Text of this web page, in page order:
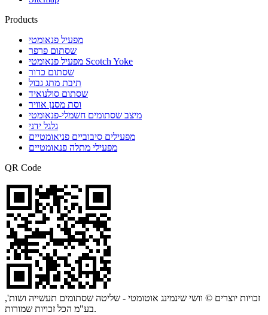
Products
מפעיל פנאומטי
שסתום פרפר
מפעיל פנאומטי Scotch Yoke
שסתום כדור
תיבת מתג גבול
שסתום סולנואיד
וסת מסנן אוויר
מיצב שסתומים חשמלי-פנאומטי
גלגל ידני
מפעילים סיבוביים פניאומטיים
מפעילי מתלה פנאומטיים
QR Code
זכויות יוצרים © וושי שינמינג אוטומטי - שליטה שסתומים תעשייה ושות',
בע"מ הכל זכויות שמורות.